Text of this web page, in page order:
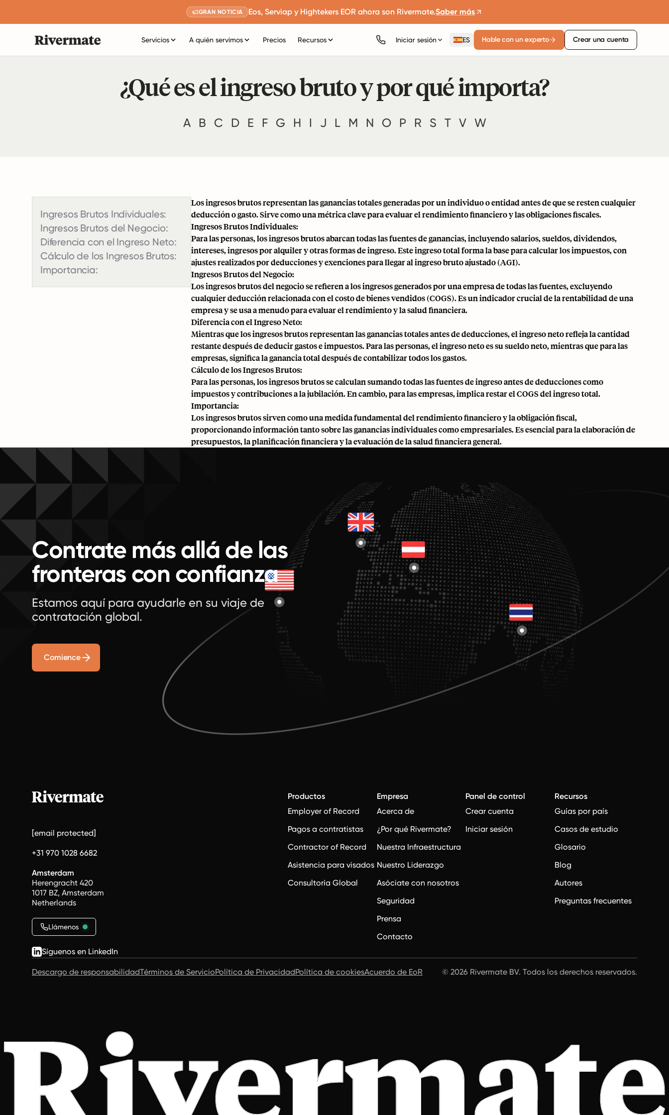
GRAN NOTICIA Eos, Serviap y Hightekers EOR ahora son Rivermate.Saber más
Servicios A quién servimos Precios Recursos Iniciar sesión ES Hable con un experto Crear una cuenta
¿Qué es el ingreso bruto y por qué importa?
A B C D E F G H I J L M N O P R S T V W
Ingresos Brutos Individuales:
Ingresos Brutos del Negocio:
Diferencia con el Ingreso Neto:
Cálculo de los Ingresos Brutos:
Importancia:
Los ingresos brutos representan las ganancias totales generadas por un individuo o entidad antes de que se resten cualquier
deducción o gasto. Sirve como una métrica clave para evaluar el rendimiento financiero y las obligaciones fiscales.
Ingresos Brutos Individuales:
Para las personas, los ingresos brutos abarcan todas las fuentes de ganancias, incluyendo salarios, sueldos, dividendos,
intereses, ingresos por alquiler y otras formas de ingreso. Este ingreso total forma la base para calcular los impuestos, con
ajustes realizados por deducciones y exenciones para llegar al ingreso bruto ajustado (AGI).
Ingresos Brutos del Negocio:
Los ingresos brutos del negocio se refieren a los ingresos generados por una empresa de todas las fuentes, excluyendo
cualquier deducción relacionada con el costo de bienes vendidos (COGS). Es un indicador crucial de la rentabilidad de una
empresa y se usa a menudo para evaluar el rendimiento y la salud financiera.
Diferencia con el Ingreso Neto:
Mientras que los ingresos brutos representan las ganancias totales antes de deducciones, el ingreso neto refleja la cantidad
restante después de deducir gastos e impuestos. Para las personas, el ingreso neto es su sueldo neto, mientras que para las
empresas, significa la ganancia total después de contabilizar todos los gastos.
Cálculo de los Ingresos Brutos:
Para las personas, los ingresos brutos se calculan sumando todas las fuentes de ingreso antes de deducciones como
impuestos y contribuciones a la jubilación. En cambio, para las empresas, implica restar el COGS del ingreso total.
Importancia:
Los ingresos brutos sirven como una medida fundamental del rendimiento financiero y la obligación fiscal,
proporcionando información tanto sobre las ganancias individuales como empresariales. Es esencial para la elaboración de
presupuestos, la planificación financiera y la evaluación de la salud financiera general.
Contrate más allá de las
fronteras con confianza
Estamos aquí para ayudarle en su viaje de
contratación global.
Comience
[email protected]
+31 970 1028 6682
Amsterdam
Herengracht 420
1017 BZ, Amsterdam
Netherlands
Llámenos
Síguenos en LinkedIn
Productos
Employer of Record
Pagos a contratistas
Contractor of Record
Asistencia para visados
Consultoría Global
Empresa
Acerca de
¿Por qué Rivermate?
Nuestra Infraestructura
Nuestro Liderazgo
Asóciate con nosotros
Seguridad
Prensa
Contacto
Panel de control
Crear cuenta
Iniciar sesión
Recursos
Guías por país
Casos de estudio
Glosario
Blog
Autores
Preguntas frecuentes
Descargo de responsabilidadTérminos de ServicioPolítica de PrivacidadPolítica de cookiesAcuerdo de EoR © 2026 Rivermate BV. Todos los derechos reservados.